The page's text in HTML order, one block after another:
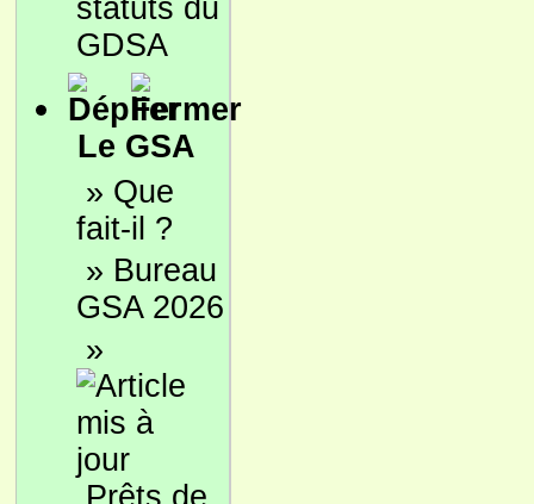
statuts du
GDSA
Le GSA
» Que
fait-il ?
» Bureau
GSA 2026
»
Prêts de